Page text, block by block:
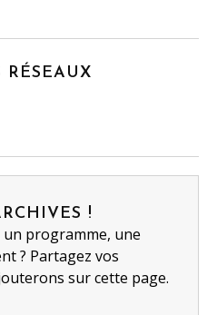
RÉSEAUX
!
programme, une
? Partagez vos
sur cette page.